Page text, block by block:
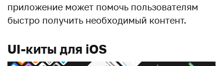
приложение может помочь пользователям
быстро получить необходимый контент.
UI-киты для iOS